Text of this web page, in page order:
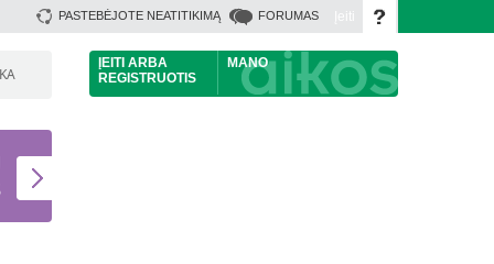
PASTEBĖJOTE NEATITIKIMĄ FORUMAS Įeiti
ĮEITI ARBA
REGISTRUOTIS
MANO